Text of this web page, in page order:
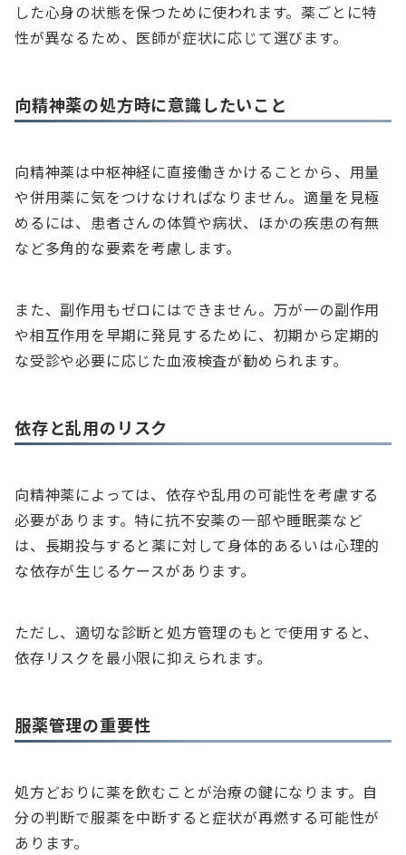
した心身の状態を保つために使われます。薬ごとに特
性が異なるため、医師が症状に応じて選びます。
向精神薬の処方時に意識したいこと
向精神薬は中枢神経に直接働きかけることから、用量
や併用薬に気をつけなければなりません。適量を見極
めるには、患者さんの体質や病状、ほかの疾患の有無
など多角的な要素を考慮します。
また、副作用もゼロにはできません。万が一の副作用
や相互作用を早期に発見するために、初期から定期的
な受診や必要に応じた血液検査が勧められます。
依存と乱用のリスク
向精神薬によっては、依存や乱用の可能性を考慮する
必要があります。特に抗不安薬の一部や睡眠薬など
は、長期投与すると薬に対して身体的あるいは心理的
な依存が生じるケースがあります。
ただし、適切な診断と処方管理のもとで使用すると、
依存リスクを最小限に抑えられます。
服薬管理の重要性
処方どおりに薬を飲むことが治療の鍵になります。自
分の判断で服薬を中断すると症状が再燃する可能性が
あります。